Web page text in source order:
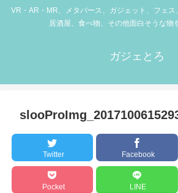
VR・AR・MR、メタバース、ガジェット、フェス
居酒屋、食べ物、その他面白そうな物
ガジェとろ
Twitter Facebook
Pocket LINE